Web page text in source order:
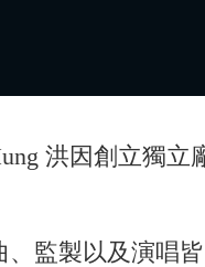
洪因創立獨立
監製以及演唱